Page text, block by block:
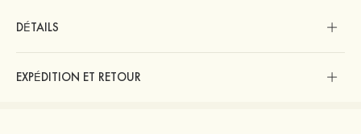
DÉTAILS
EXPÉDITION ET RETOUR